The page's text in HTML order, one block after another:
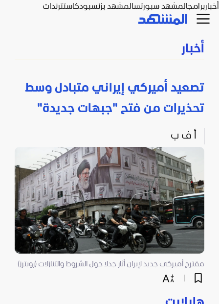
أخباربرامجالمشهد سبورتسالمشهد بزنسبودكاستترندات
أخبار
تصعيد أميركي إيراني متبادل وسط
تحذيرات من فتح "جبهات جديدة"
أ ف ب
مقترح أميركي جديد لإيران أثار جدلا حول الشروط والتنازلات (رويترز)